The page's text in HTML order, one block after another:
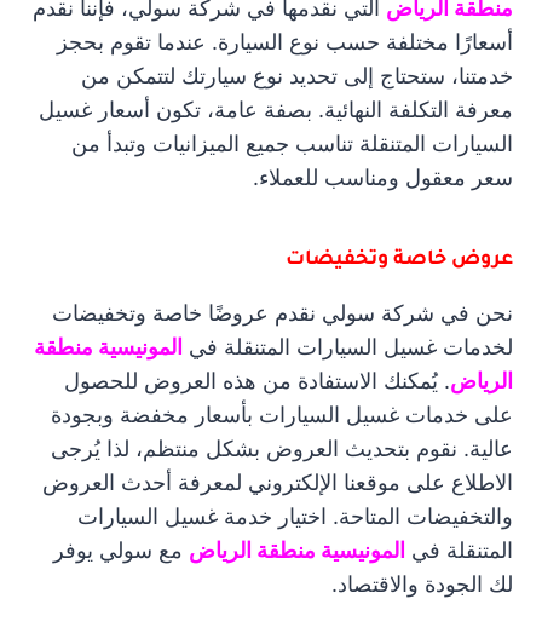
منطقة الرياض التي نقدمها في شركة سولي، فإننا نقدم
أسعارًا مختلفة حسب نوع السيارة. عندما تقوم بحجز
خدمتنا، ستحتاج إلى تحديد نوع سيارتك لتتمكن من
معرفة التكلفة النهائية. بصفة عامة، تكون أسعار غسيل
السيارات المتنقلة تناسب جميع الميزانيات وتبدأ من
سعر معقول ومناسب للعملاء.
عروض خاصة وتخفيضات
نحن في شركة سولي نقدم عروضًا خاصة وتخفيضات
لخدمات غسيل السيارات المتنقلة في المونيسية منطقة
الرياض. يُمكنك الاستفادة من هذه العروض للحصول
على خدمات غسيل السيارات بأسعار مخفضة وبجودة
عالية. نقوم بتحديث العروض بشكل منتظم، لذا يُرجى
الاطلاع على موقعنا الإلكتروني لمعرفة أحدث العروض
والتخفيضات المتاحة. اختيار خدمة غسيل السيارات
المتنقلة في المونيسية منطقة الرياض مع سولي يوفر
لك الجودة والاقتصاد.